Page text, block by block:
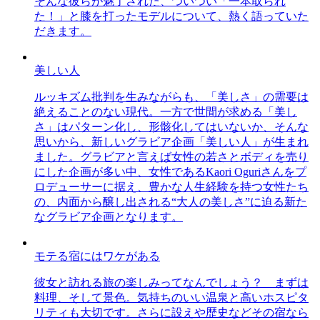
た！」と膝を打ったモデルについて、熱く語っていた
だきます。
美しい人
ルッキズム批判を生みながらも、「美しさ」の需要は
絶えることのない現代。一方で世間が求める「美し
さ」はパターン化し、形骸化してはいないか、そんな
思いから、新しいグラビア企画「美しい人」が生まれ
ました。グラビアと言えば女性の若さとボディを売り
にした企画が多い中、女性であるKaori Oguriさんをプ
ロデューサーに据え、豊かな人生経験を持つ女性たち
の、内面から醸し出される“大人の美しさ”に迫る新た
なグラビア企画となります。
モテる宿にはワケがある
彼女と訪れる旅の楽しみってなんでしょう？ まずは
料理、そして景色。気持ちのいい温泉と高いホスピタ
リティも大切です。さらに設えや歴史などその宿なら